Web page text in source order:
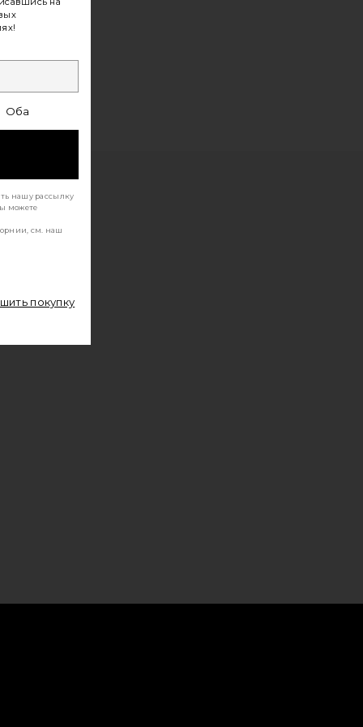
Оба
нашу рассылку
можете
см. наш
покупку